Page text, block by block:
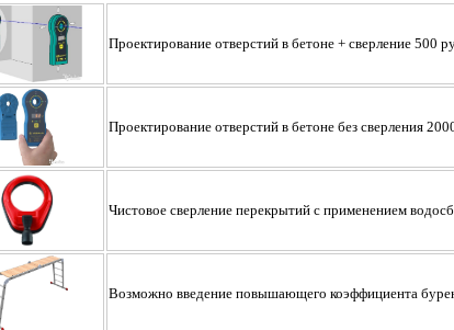
Проектирование отверстий в бетоне + сверлениe 500
Проектирование отверстий в бетоне без сверления
Чистовое сверление перекрытий с применением
Возможно введение повышающего коэффициента